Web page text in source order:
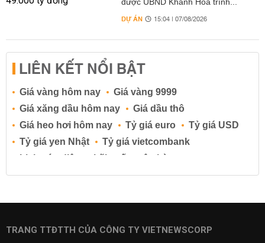
được UBND Khánh Hòa trình...
DỰ ÁN 15:04 | 07/08/2026
LIÊN KẾT NỔI BẬT
Giá vàng hôm nay
Giá vàng 9999
Giá xăng dầu hôm nay
Giá dầu thô
Giá heo hơi hôm nay
Tỷ giá euro
Tỷ giá USD
Tỷ giá yen Nhật
Tỷ giá vietcombank
Lịch cúp điện
Lãi suất ngân hàng
Lãi suất tiết kiệm
Lãi suất tiền gửi
Lãi suất ngân hàng BIDV
TRANG TTĐTTH CỦA CÔNG TY VIETNEWSCORP